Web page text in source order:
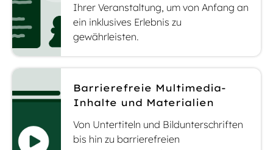
Ihrer Veranstaltung, um von Anfang an
ein inklusives Erlebnis zu
gewährleisten.
Barrierefreie Multimedia-
Inhalte und Materialien
Von Untertiteln und Bildunterschriften
bis hin zu barrierefreien